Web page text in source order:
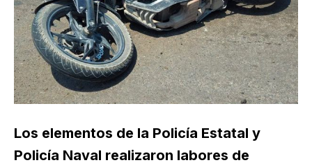
Los elementos de la Policía Estatal y
Policía Naval realizaron labores de